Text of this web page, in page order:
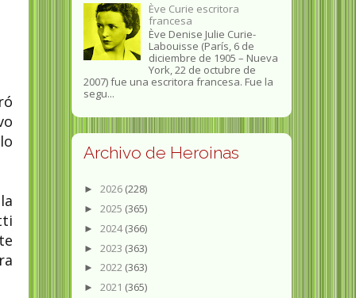
Ève Curie escritora
francesa
Ève Denise Julie Curie-
Labouisse (París, 6 de
diciembre de 1905 – Nueva
York, 22 de octubre de
2007) fue una escritora francesa. Fue la
segu...
Archivo de Heroinas
► 2026 (228)
► 2025 (365)
► 2024(366)
► 2023 (363)
► 2022 (363)
► 2021 (365)